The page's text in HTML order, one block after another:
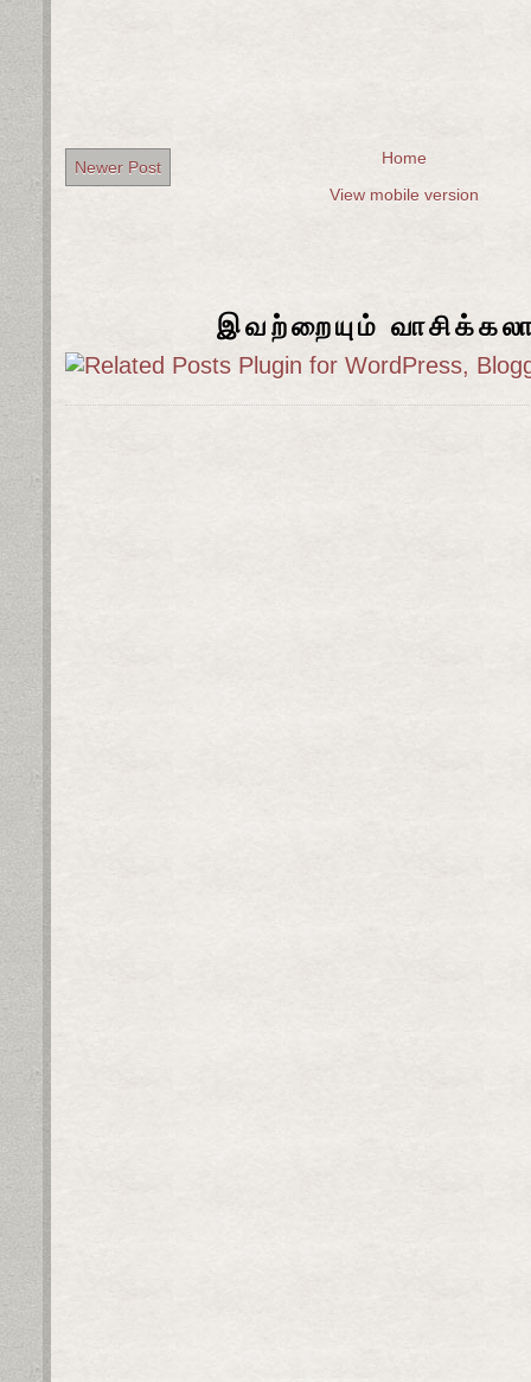
Newer Post
Home
View mobile version
இவற்றையும்